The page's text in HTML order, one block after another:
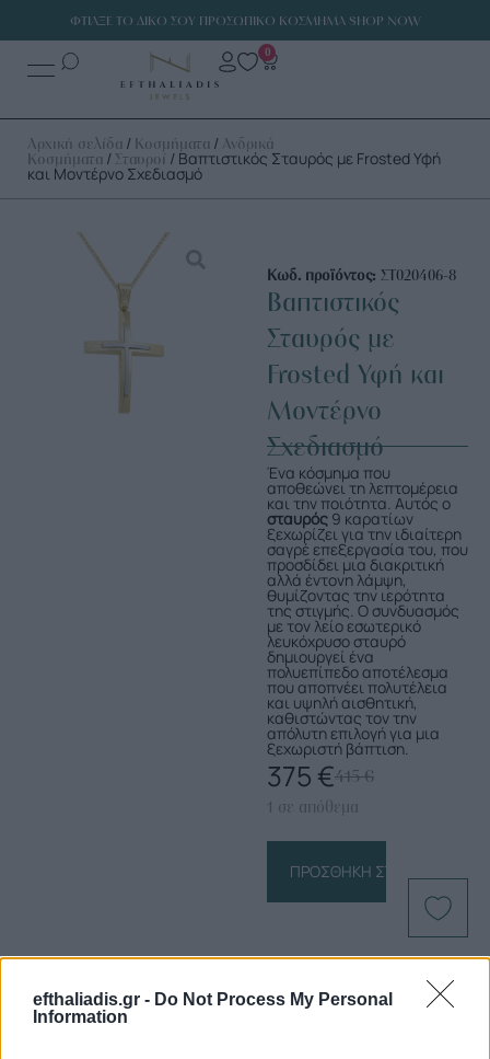
efthaliadis.gr - Do Not Process My Personal
Information
ΦΤΙΑΞΕ ΤΟ ΔΙΚΟ ΣΟΥ ΠΡΟΣΩΠΙΚΟ ΚΟΣΜΗΜΑ SHOP NOW
0
Αρχική σελίδα / Κοσμήματα / Ανδρικά
Κοσμήματα / Σταυροί / Βαπτιστικός Σταυρός με Frosted Υφή
και Μοντέρνο Σχεδιασμό
Κωδ. προϊόντος: ΣΤ020406-8
Βαπτιστικός
Σταυρός με
Frosted Υφή και
Μοντέρνο
Σχεδιασμό
Ένα κόσμημα που
αποθεώνει τη λεπτομέρεια
και την ποιότητα. Αυτός ο
σταυρός 9 καρατίων
ξεχωρίζει για την ιδιαίτερη
σαγρέ επεξεργασία του, που
προσδίδει μια διακριτική
αλλά έντονη λάμψη,
θυμίζοντας την ιερότητα
της στιγμής. Ο συνδυασμός
με τον λείο εσωτερικό
λευκόχρυσο σταυρό
δημιουργεί ένα
πολυεπίπεδο αποτέλεσμα
που αποπνέει πολυτέλεια
και υψηλή αισθητική,
καθιστώντας τον την
απόλυτη επιλογή για μια
ξεχωριστή βάπτιση.
415€
375 €
1 σε απόθεμα
ΠΡΟΣΘΉΚΗ ΣΤΟ ΚΑΛΆΘΙ
Πληροφορίες
Προϊόντος